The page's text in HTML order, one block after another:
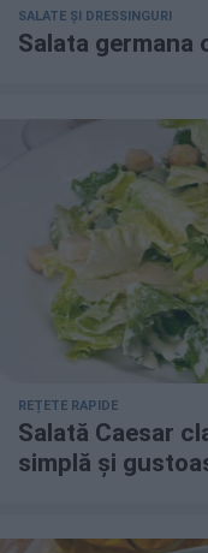
SALATE ȘI DRESSINGURI
Salata germana
REȚETE RAPIDE
Salată Caesar
simplă și